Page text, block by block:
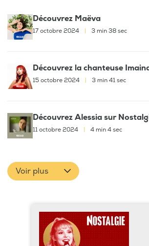
Découvrez Maëva
17 octobre 2024 3 min 38 sec
Découvrez la chanteuse
15 octobre 2024 3 min 41 sec
Découvrez Alessia sur
11 octobre 2024 4 min 4 sec
Voir plus